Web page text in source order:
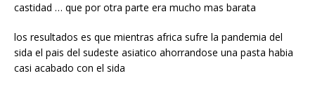
castidad … que por otra parte era mucho mas barata
los resultados es que mientras africa sufre la pandemia del
sida el pais del sudeste asiatico ahorrandose una pasta habia
casi acabado con el sida